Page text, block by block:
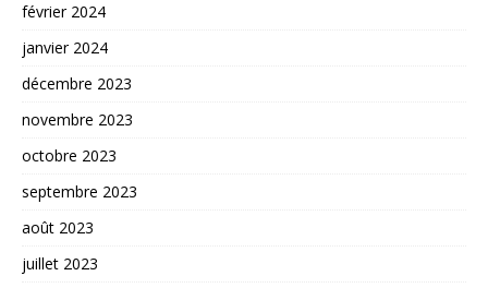
février 2024
janvier 2024
décembre 2023
novembre 2023
octobre 2023
septembre 2023
août 2023
juillet 2023